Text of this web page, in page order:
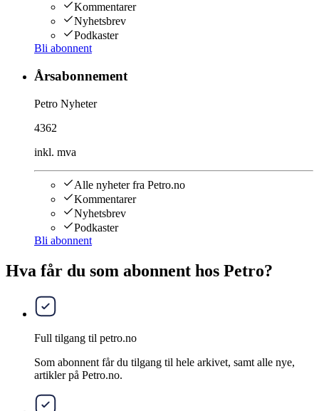
Kommentarer
Nyhetsbrev
Podkaster
Bli abonnent
Årsabonnement
Petro Nyheter
4362
inkl. mva
Alle nyheter fra Petro.no
Kommentarer
Nyhetsbrev
Podkaster
Bli abonnent
Hva får du som abonnent hos Petro?
Full tilgang til petro.no
Som abonnent får du tilgang til hele arkivet, samt alle nye,
artikler på Petro.no.